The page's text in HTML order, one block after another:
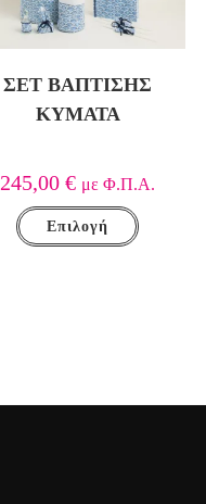
ΣΕΤ ΒΑΠΤΙΣΗΣ
ΚΥΜΑΤΑ
245,00€ με Φ.Π.Α.
Επιλογή